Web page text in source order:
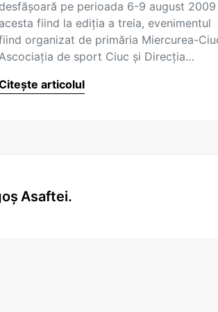
desfăşoară pe perioada 6-9 august 2009
acesta fiind la ediţia a treia, evenimentul
organizat de primăria Miercurea-
de sport Ciuc şi Direcţia…
articolul
Asaftei.